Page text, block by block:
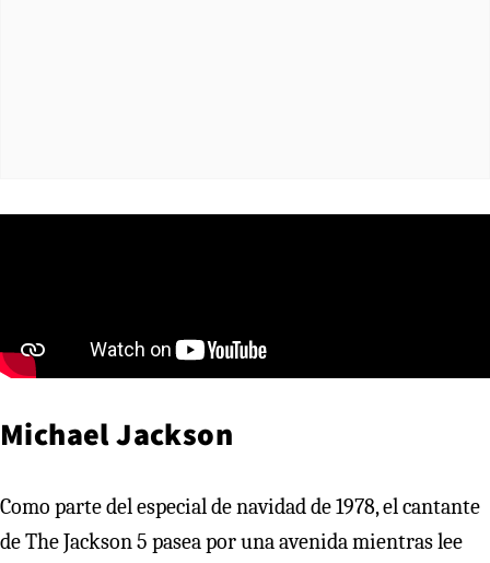
Michael Jackson
Como parte del especial de navidad de 1978, el cantante
de The Jackson 5 pasea por una avenida mientras lee